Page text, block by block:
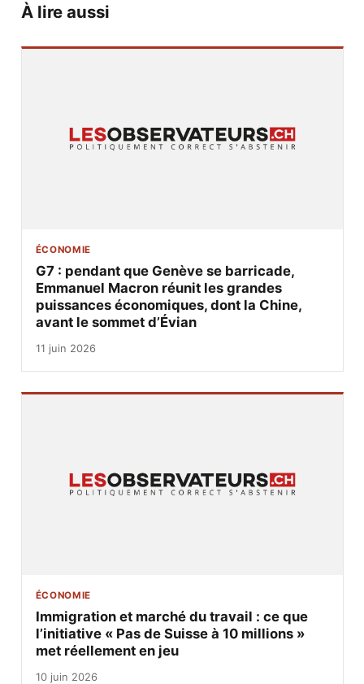
À lire aussi
ÉCONOMIE
G7 : pendant que Genève se barricade,
Emmanuel Macron réunit les grandes
puissances économiques, dont la Chine,
avant le sommet d’Évian
11 juin 2026
ÉCONOMIE
Immigration et marché du travail : ce que
l’initiative « Pas de Suisse à 10 millions »
met réellement en jeu
10 juin 2026